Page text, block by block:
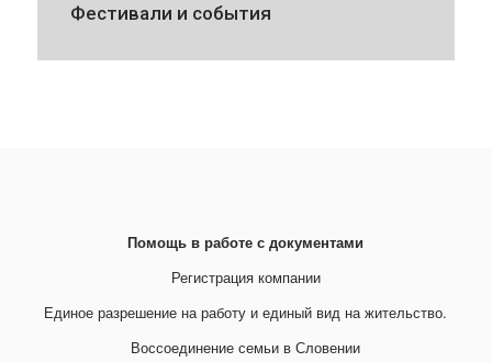
Фестивали и события
Помощь в работе с документами
Регистрация компании
Единое разрешение на работу и единый вид на жительство.
Воссоединение семьи в Словении